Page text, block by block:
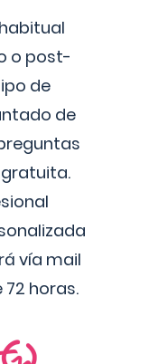
o post-
de
de
vía mail
horas.